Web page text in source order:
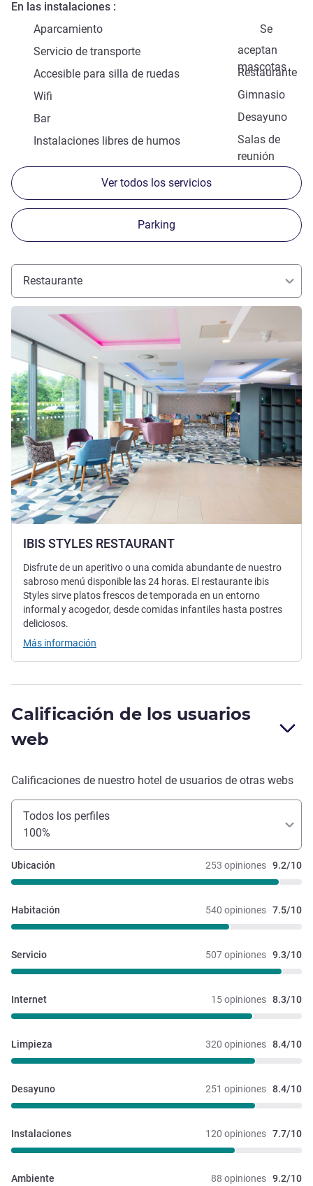
En las instalaciones
Aparcamiento
Se
aceptan
mascotas
Servicio de transporte
Restaurante
Accesible para silla de ruedas
Gimnasio
Wifi
Desayuno
Bar
Salas de
reunión
Instalaciones libres de humos
Ver todos los servicios
Parking
Restaurante
IBIS STYLES RESTAURANT
Más información
Disfrute de un aperitivo o una comida abundante de nuestro
sabroso menú disponible las 24 horas. El restaurante ibis
Styles sirve platos frescos de temporada en un entorno
informal y acogedor, desde comidas infantiles hasta postres
deliciosos.
Más información
Calificación de los usuarios
web
Calificaciones de nuestro hotel de usuarios de otras webs
Todos los perfiles
100%
253 opiniones 9.2/10
Ubicación
540 opiniones 7.5/10
Habitación
507 opiniones 9.3/10
Servicio
15 opiniones 8.3/10
Internet
320 opiniones 8.4/10
Limpieza
251 opiniones 8.4/10
Desayuno
120 opiniones 7.7/10
Instalaciones
88 opiniones 9.2/10
Ambiente